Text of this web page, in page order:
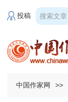
投稿
中国作家网 >>